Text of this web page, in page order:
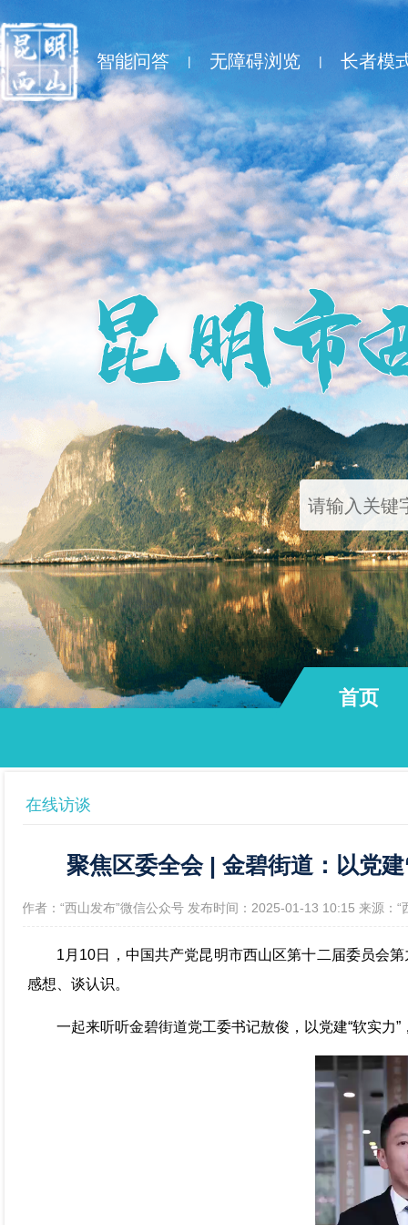
智能问答 | 无障碍浏览 | 长者模
首页
政府信息公开年报
在线访谈
聚焦区委全会 | 金碧街道：以党
[作者：“西山发布”微信公众号 发布时间：2025-01-13 10:15 来源：“
1月10日，中国共产党昆明市西山区第十二届委员会
感想、谈认识。
一起来听听金碧街道党工委书记敖俊，以党建“软实力”